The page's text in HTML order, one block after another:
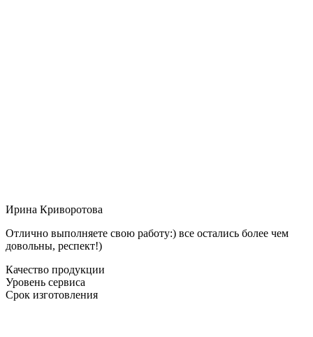
Ирина Криворотова
Отлично выполняете свою работу:) все остались более чем
довольны, респект!)
Качество продукции
Уровень сервиса
Срок изготовления